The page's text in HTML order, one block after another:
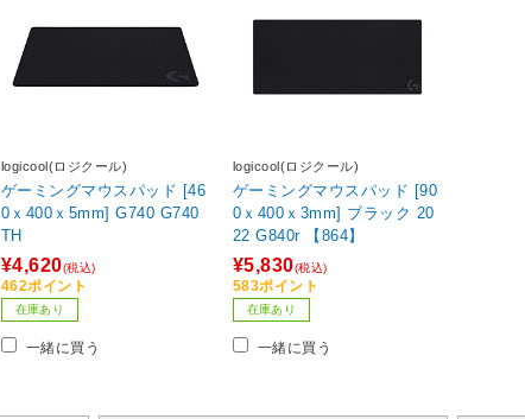
logicool(ロジクール)
ゲーミングマウスパッド [46
0ｘ400ｘ5mm] G740 G740
TH
¥4,620(税込)
462ポイント
在庫あり
一緒に買う
logicool(ロジクール)
ゲーミングマウスパッド [90
0ｘ400ｘ3mm] ブラック 20
22 G840r 【864】
¥5,830(税込)
583ポイント
在庫あり
一緒に買う